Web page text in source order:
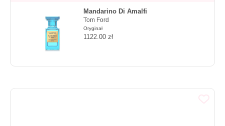
Mandarino Di Amalfi
Tom Ford
Oryginał
1122.00 zł